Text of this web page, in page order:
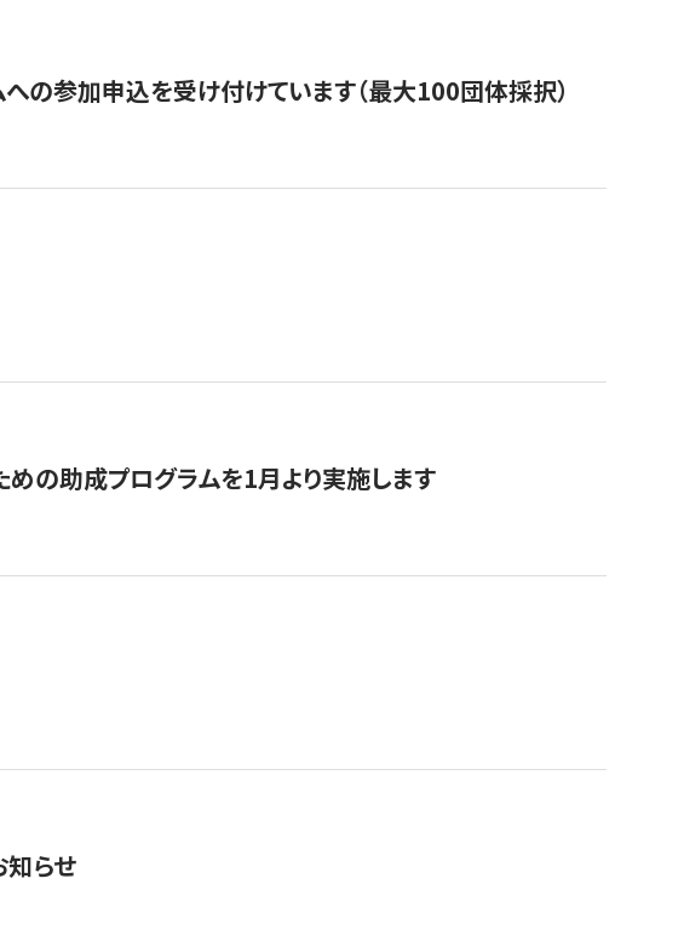
参加申込を受け付けています（最大100団体採択）
の助成プログラムを1月より実施します
知らせ